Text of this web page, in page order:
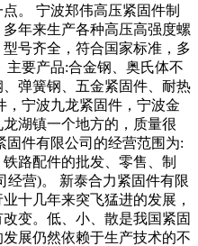
。 宁波郑伟高压紧固件制
年来生产各种高压高强度螺
号齐全，符合国家标准，多
主要产品:合金钢、奥氏体不
弹簧钢、五金紧固件、耐热
，宁波九龙紧固件，宁波金
湖镇一个地方的，质量很
固件有限公司的经营范围为:
路配件的批发、零售、制
经营)。 新泰合力紧固件有限
十几年来突飞猛进的发展，
变。低、小、散是我国紧固
展仍然依赖于生产技术的不